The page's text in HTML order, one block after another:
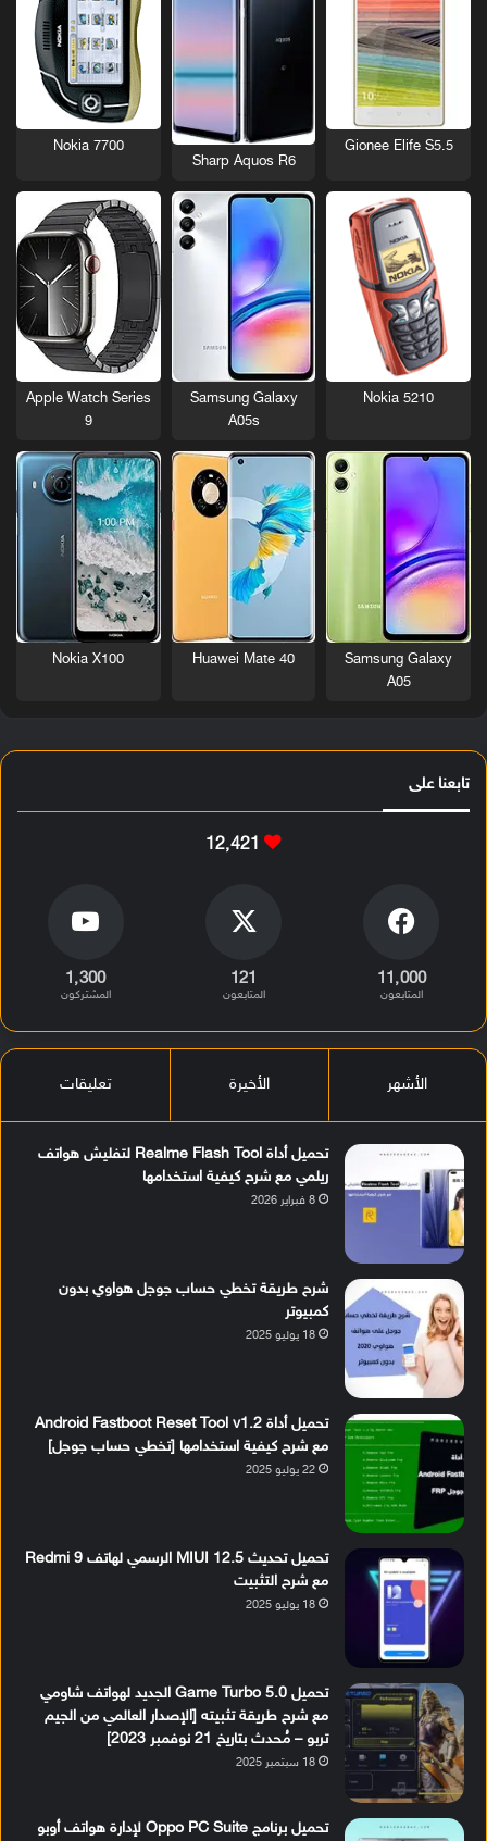
Gionee Elife S5.5
Sharp Aquos R6
Nokia 7700
Nokia 5210
Samsung Galaxy
A05s
Apple Watch Series
9
Samsung Galaxy
A05
Huawei Mate 40
Nokia X100
تابعنا على
12٬421
11٬000
المتابعون
121
المتابعون
1٬300
المشتركون
الأشهر الأخيرة تعليقات
تحميل أداة Realme Flash Tool لتفليش هواتف
ريلمي مع شرح كيفية استخدامها
8 فبراير 2026
شرح طريقة تخطي حساب جوجل هواوي بدون
كمبيوتر
18 يوليو 2025
تحميل أداة Android Fastboot Reset Tool v1.2
مع شرح كيفية استخدامها [تخطي حساب جوجل]
22 يوليو 2025
تحميل تحديث MIUI 12.5 الرسمي لهاتف Redmi 9
مع شرح التثبيت
18 يوليو 2025
تحميل Game Turbo 5.0 الجديد لهواتف شاومي
مع شرح طريقة تثبيته [الإصدار العالمي من الجيم
تربو – مُحدث بتاريخ 21 نوفمبر 2023]
18 سبتمبر 2025
تحميل برنامج Oppo PC Suite لإدارة هواتف أوبو